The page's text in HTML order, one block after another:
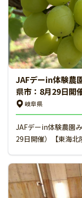
JAFデーin体験農
県市：8月29日開
岐阜県
JAFデーin体験農園
29日開催）【東海北